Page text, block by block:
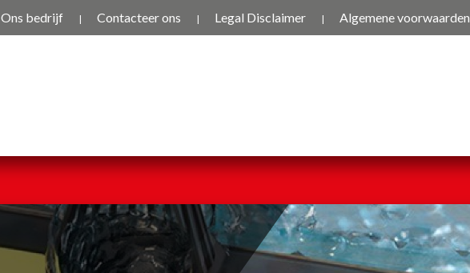
Ons bedrijf Contacteer ons Legal Disclaimer Algemene voorwaarden